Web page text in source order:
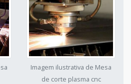
Imagem ilustrativa de Mesa
de corte plasma cnc